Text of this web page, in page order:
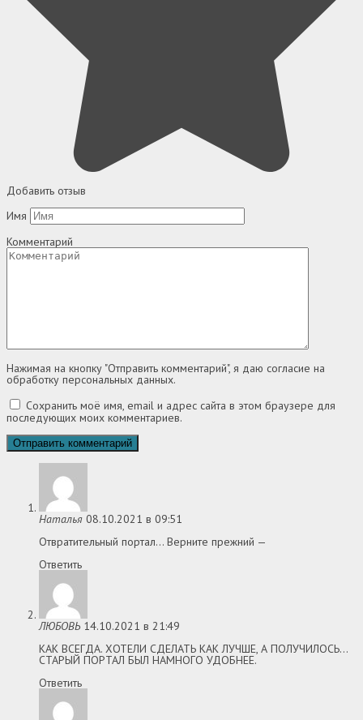
Добавить отзыв
Имя
Комментарий
Нажимая на кнопку "Отправить комментарий", я даю согласие на
обработку персональных данных.
Сохранить моё имя, email и адрес сайта в этом браузере для
последующих моих комментариев.
Наталья 08.10.2021 в 09:51
Отвратительный портал… Верните прежний —
Ответить
ЛЮБОВЬ 14.10.2021 в 21:49
КАК ВСЕГДА. ХОТЕЛИ СДЕЛАТЬ КАК ЛУЧШЕ, А ПОЛУЧИЛОСЬ…
СТАРЫЙ ПОРТАЛ БЫЛ НАМНОГО УДОБНЕЕ.
Ответить